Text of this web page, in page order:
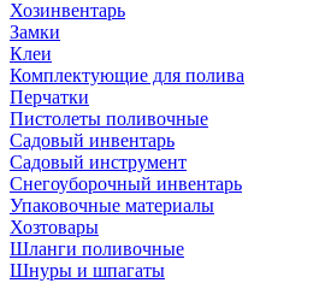
Хозинвентарь
Замки
Клеи
Комплектующие для полива
Перчатки
Пистолеты поливочные
Садовый инвентарь
Садовый инструмент
Снегоуборочный инвентарь
Упаковочные материалы
Хозтовары
Шланги поливочные
Шнуры и шпагаты